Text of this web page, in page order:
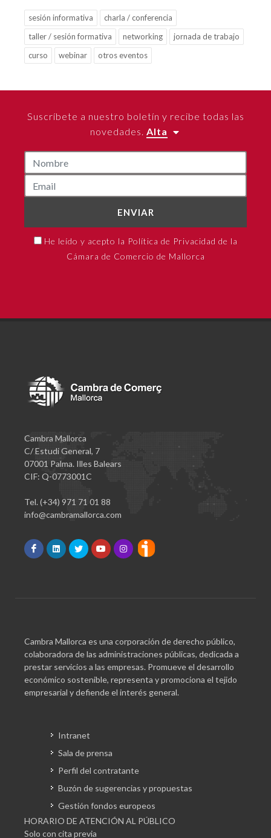
sesión informativa
charla / conferencia
taller / sesión formativa
networking
jornada de trabajo
curso
webinar otros eventos
Suscríbete a nuestro boletín y recibe todas las
novedades. Alta
ENVIAR
He leído y acepto la Política de Privacidad de la
Cámara de Comercio de Mallorca
Cambra Mallorca
C/ Estudi General, 7
07001 Palma. Illes Balears
CIF: Q-0773001C
Tel. (+34) 971 71 01 88
info@cambramallorca.com
Cambra Mallorca es una corporación de derecho público,
colaboradora de las administraciones públicas, dedicada a
prestar servicios a las empresas. Promueve el desarrollo
económico sostenible, representa y promociona el tejido
empresarial y defiende el interés general.
Intranet
Sala de prensa
Perfil del contratante
Buzón de sugerencias y propuestas
Gestión fondos europeos
HORARIO DE ATENCIÓN AL PÚBLICO
Solo con cita previa